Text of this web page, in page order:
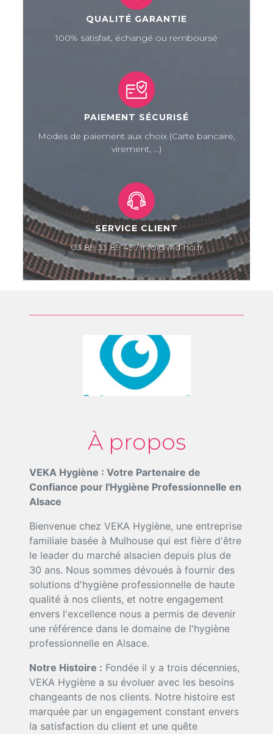
QUALITÉ GARANTIE
100% satisfait, échangé ou remboursé
PAIEMENT SÉCURISÉ
Modes de paiement aux choix (Carte bancaire,
virement, ...)
SERVICE CLIENT
03 89 33 89 49 / info@vkd-hci.fr
À propos
VEKA Hygiène : Votre Partenaire de
Confiance pour l'Hygiène Professionnelle en
Alsace
Bienvenue chez VEKA Hygiène, une entreprise
familiale basée à Mulhouse qui est fière d'être
le leader du marché alsacien depuis plus de
30 ans. Nous sommes dévoués à fournir des
solutions d'hygiène professionnelle de haute
qualité à nos clients, et notre engagement
envers l'excellence nous a permis de devenir
une référence dans le domaine de l'hygiène
professionnelle en Alsace.
Notre Histoire : Fondée il y a trois décennies,
VEKA Hygiène a su évoluer avec les besoins
changeants de nos clients. Notre histoire est
marquée par un engagement constant envers
la satisfaction du client et une quête